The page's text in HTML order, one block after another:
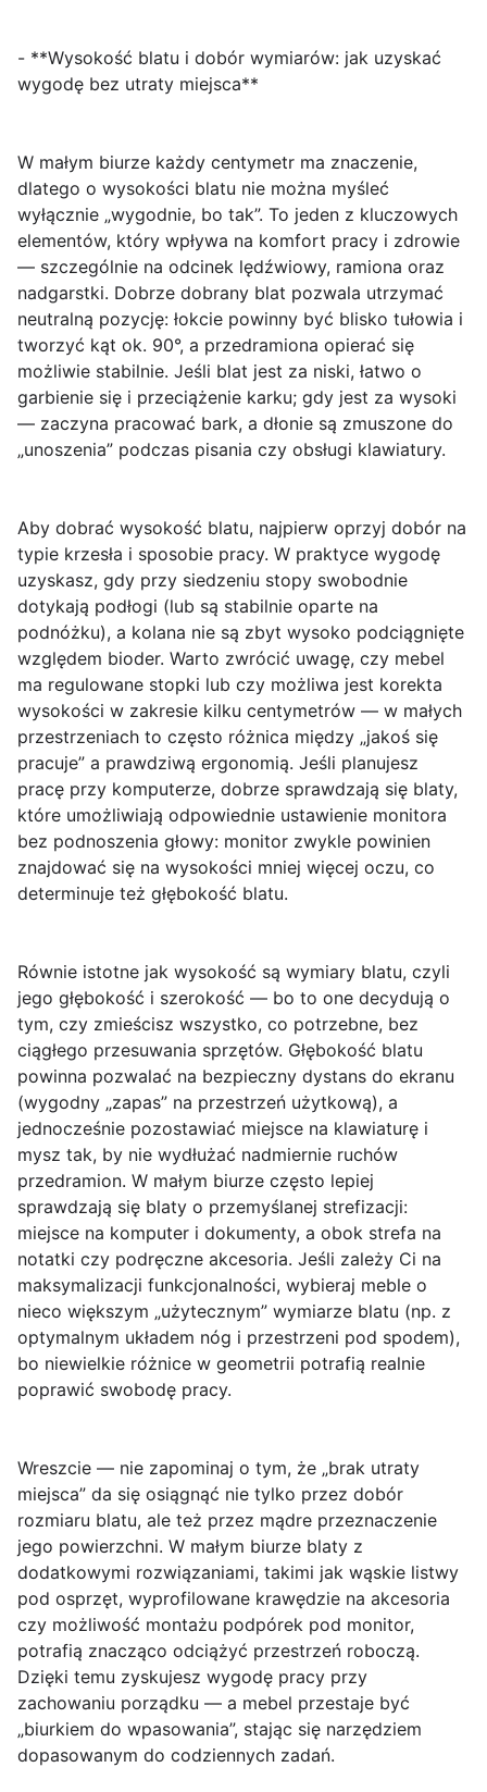
- **Wysokość blatu i dobór wymiarów: jak uzyskać
wygodę bez utraty miejsca**
W małym biurze każdy centymetr ma znaczenie,
dlatego o wysokości blatu nie można myśleć
wyłącznie „wygodnie, bo tak”. To jeden z kluczowych
elementów, który wpływa na komfort pracy i zdrowie
— szczególnie na odcinek lędźwiowy, ramiona oraz
nadgarstki. Dobrze dobrany blat pozwala utrzymać
neutralną pozycję: łokcie powinny być blisko tułowia i
tworzyć kąt ok. 90°, a przedramiona opierać się
możliwie stabilnie. Jeśli blat jest za niski, łatwo o
garbienie się i przeciążenie karku; gdy jest za wysoki
— zaczyna pracować bark, a dłonie są zmuszone do
„unoszenia” podczas pisania czy obsługi klawiatury.
Aby dobrać wysokość blatu, najpierw oprzyj dobór na
typie krzesła i sposobie pracy. W praktyce wygodę
uzyskasz, gdy przy siedzeniu stopy swobodnie
dotykają podłogi (lub są stabilnie oparte na
podnóżku), a kolana nie są zbyt wysoko podciągnięte
względem bioder. Warto zwrócić uwagę, czy mebel
ma regulowane stopki lub czy możliwa jest korekta
wysokości w zakresie kilku centymetrów — w małych
przestrzeniach to często różnica między „jakoś się
pracuje” a prawdziwą ergonomią. Jeśli planujesz
pracę przy komputerze, dobrze sprawdzają się blaty,
które umożliwiają odpowiednie ustawienie monitora
bez podnoszenia głowy: monitor zwykle powinien
znajdować się na wysokości mniej więcej oczu, co
determinuje też głębokość blatu.
Równie istotne jak wysokość są wymiary blatu, czyli
jego głębokość i szerokość — bo to one decydują o
tym, czy zmieścisz wszystko, co potrzebne, bez
ciągłego przesuwania sprzętów. Głębokość blatu
powinna pozwalać na bezpieczny dystans do ekranu
(wygodny „zapas” na przestrzeń użytkową), a
jednocześnie pozostawiać miejsce na klawiaturę i
mysz tak, by nie wydłużać nadmiernie ruchów
przedramion. W małym biurze często lepiej
sprawdzają się blaty o przemyślanej strefizacji:
miejsce na komputer i dokumenty, a obok strefa na
notatki czy podręczne akcesoria. Jeśli zależy Ci na
maksymalizacji funkcjonalności, wybieraj meble o
nieco większym „użytecznym” wymiarze blatu (np. z
optymalnym układem nóg i przestrzeni pod spodem),
bo niewielkie różnice w geometrii potrafią realnie
poprawić swobodę pracy.
Wreszcie — nie zapominaj o tym, że „brak utraty
miejsca” da się osiągnąć nie tylko przez dobór
rozmiaru blatu, ale też przez mądre przeznaczenie
jego powierzchni. W małym biurze blaty z
dodatkowymi rozwiązaniami, takimi jak wąskie listwy
pod osprzęt, wyprofilowane krawędzie na akcesoria
czy możliwość montażu podpórek pod monitor,
potrafią znacząco odciążyć przestrzeń roboczą.
Dzięki temu zyskujesz wygodę pracy przy
zachowaniu porządku — a mebel przestaje być
„biurkiem do wpasowania”, stając się narzędziem
dopasowanym do codziennych zadań.